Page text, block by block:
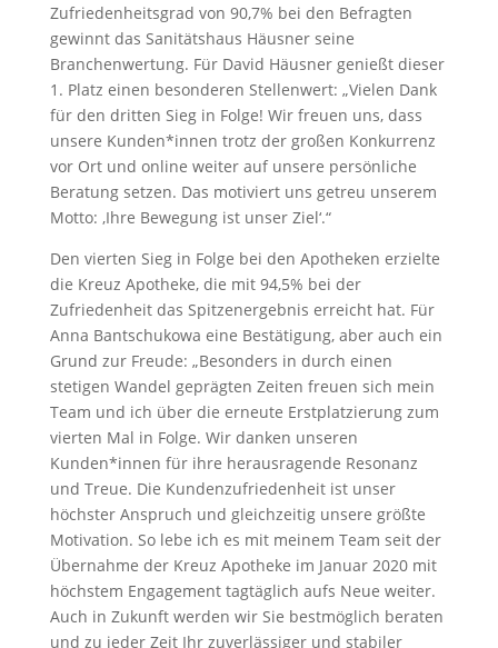
Zufriedenheitsgrad von 90,7% bei den Befragten
gewinnt das Sanitätshaus Häusner seine
Branchenwertung. Für David Häusner genießt dieser
1. Platz einen besonderen Stellenwert: „Vielen Dank
für den dritten Sieg in Folge! Wir freuen uns, dass
unsere Kunden*innen trotz der großen Konkurrenz
vor Ort und online weiter auf unsere persönliche
Beratung setzen. Das motiviert uns getreu unserem
Motto: ‚Ihre Bewegung ist unser Ziel‘.“
Den vierten Sieg in Folge bei den Apotheken erzielte
die Kreuz Apotheke, die mit 94,5% bei der
Zufriedenheit das Spitzenergebnis erreicht hat. Für
Anna Bantschukowa eine Bestätigung, aber auch ein
Grund zur Freude: „Besonders in durch einen
stetigen Wandel geprägten Zeiten freuen sich mein
Team und ich über die erneute Erstplatzierung zum
vierten Mal in Folge. Wir danken unseren
Kunden*innen für ihre herausragende Resonanz
und Treue. Die Kundenzufriedenheit ist unser
höchster Anspruch und gleichzeitig unsere größte
Motivation. So lebe ich es mit meinem Team seit der
Übernahme der Kreuz Apotheke im Januar 2020 mit
höchstem Engagement tagtäglich aufs Neue weiter.
Auch in Zukunft werden wir Sie bestmöglich beraten
und zu jeder Zeit Ihr zuverlässiger und stabiler